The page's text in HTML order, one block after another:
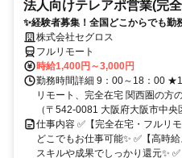
法人向けテレアポ営業(完
✨経験者募集！全国どこからでも勤
株式会社セグロス
フルリモート
時給1,400円～3,000円
勤務時間詳細 9：00～18：00
リモート、完全在宅 関西圏の方
（〒542-0081 大阪府大阪市中
仕事内容 ✅【完全在宅・フルリ
どこでもお仕事可能✨ ✅【高時
スキルや成果でしっかり還元✨